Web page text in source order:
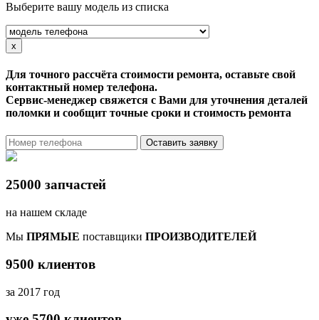
Выберите вашу модель из списка
x
Для точного рассчёта стоимости ремонта, оставьте свой
контактный номер телефона.
Сервис-менеджер свяжется с Вами для уточнения деталей
поломки и сообщит точные сроки и стоимость ремонта
Оставить заявку
25000 запчастей
на нашем складе
Мы ПРЯМЫЕ поставщики ПРОИЗВОДИТЕЛЕЙ
9500 клиентов
за 2017 год